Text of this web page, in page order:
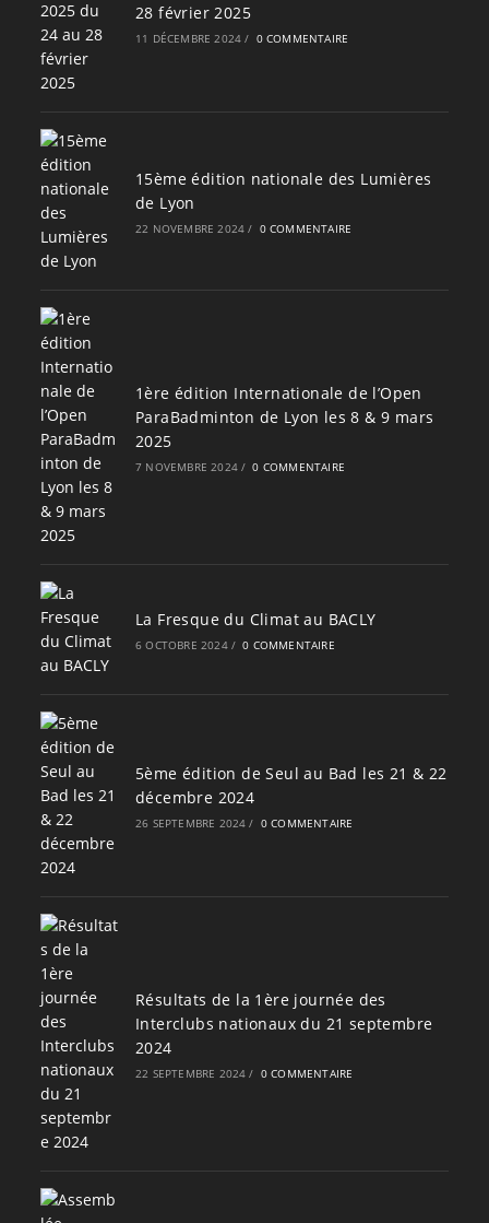
28 février 2025
11 DÉCEMBRE 2024 / 0 COMMENTAIRE
15ème édition nationale des Lumières
de Lyon
22 NOVEMBRE 2024 / 0 COMMENTAIRE
1ère édition Internationale de l’Open
ParaBadminton de Lyon les 8 & 9 mars
2025
7 NOVEMBRE 2024 / 0 COMMENTAIRE
La Fresque du Climat au BACLY
6 OCTOBRE 2024 / 0 COMMENTAIRE
5ème édition de Seul au Bad les 21 & 22
décembre 2024
26 SEPTEMBRE 2024 / 0 COMMENTAIRE
Résultats de la 1ère journée des
Interclubs nationaux du 21 septembre
2024
22 SEPTEMBRE 2024 / 0 COMMENTAIRE